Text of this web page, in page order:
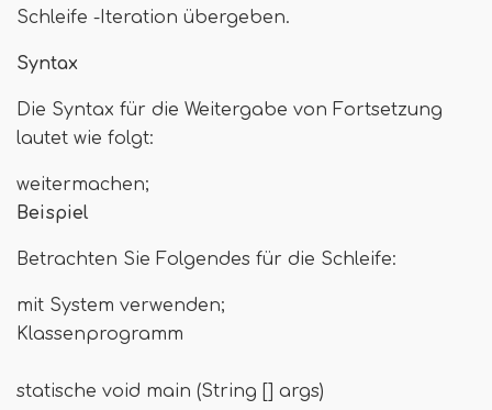
Schleife -Iteration übergeben.
Syntax
Die Syntax für die Weitergabe von Fortsetzung
lautet wie folgt:
weitermachen;
Beispiel
Betrachten Sie Folgendes für die Schleife:
mit System verwenden;
Klassenprogramm
statische void main (String [] args)